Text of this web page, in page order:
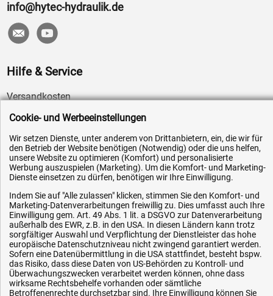
info@hytec-hydraulik.de
Hilfe & Service
Versandkosten
Zahlungsarten
Service
AGB / Widerrufsrecht
Datenschutz
Karriere
OEM-Ersatzteile
Technik-Hilfe
Downloads
Kontakt
Cookie- und Werbeeinstellungen
Wir setzen Dienste, unter anderem von Drittanbietern, ein, die wir für
den Betrieb der Website benötigen (Notwendig) oder die uns helfen,
unsere Website zu optimieren (Komfort) und personalisierte
Werbung auszuspielen (Marketing). Um die Komfort- und Marketing-
Dienste einsetzen zu dürfen, benötigen wir Ihre Einwilligung.
Indem Sie auf "Alle zulassen" klicken, stimmen Sie den Komfort- und
Marketing-Datenverarbeitungen freiwillig zu. Dies umfasst auch Ihre
Einwilligung gem. Art. 49 Abs. 1 lit. a DSGVO zur Datenverarbeitung
außerhalb des EWR, z.B. in den USA. In diesen Ländern kann trotz
sorgfältiger Auswahl und Verpflichtung der Dienstleister das hohe
europäische Datenschutzniveau nicht zwingend garantiert werden.
Sofern eine Datenübermittlung in die USA stattfindet, besteht bspw.
das Risiko, dass diese Daten von US-Behörden zu Kontroll- und
Überwachungszwecken verarbeitet werden können, ohne dass
wirksame Rechtsbehelfe vorhanden oder sämtliche
Betroffenenrechte durchsetzbar sind. Ihre Einwilligung können Sie